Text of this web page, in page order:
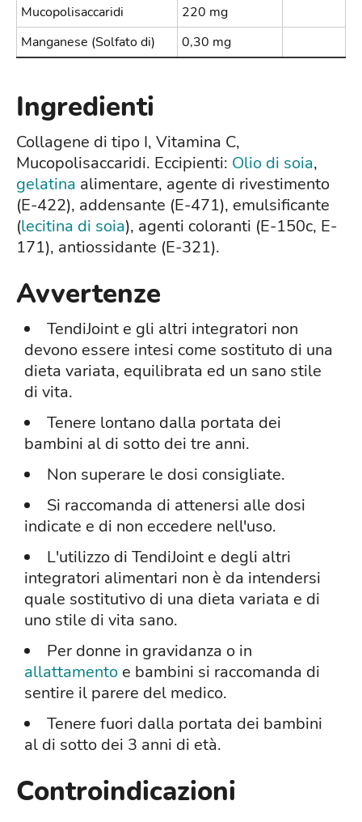
Mucopolisaccaridi
220 mg
Manganese (Solfato di)
0,30 mg
Ingredienti
Collagene di tipo I, Vitamina C,
Mucopolisaccaridi. Eccipienti: Olio di soia,
gelatina alimentare, agente di rivestimento
(E-422), addensante (E-471), emulsificante
(lecitina di soia), agenti coloranti (E-150c, E-
171), antiossidante (E-321).
Avvertenze
TendiJoint e gli altri integratori non
devono essere intesi come sostituto di una
dieta variata, equilibrata ed un sano stile
di vita.
Tenere lontano dalla portata dei
bambini al di sotto dei tre anni.
Non superare le dosi consigliate.
Si raccomanda di attenersi alle dosi
indicate e di non eccedere nell'uso.
L'utilizzo di TendiJoint e degli altri
integratori alimentari non è da intendersi
quale sostitutivo di una dieta variata e di
uno stile di vita sano.
Per donne in gravidanza o in
allattamento e bambini si raccomanda di
sentire il parere del medico.
Tenere fuori dalla portata dei bambini
al di sotto dei 3 anni di età.
Controindicazioni